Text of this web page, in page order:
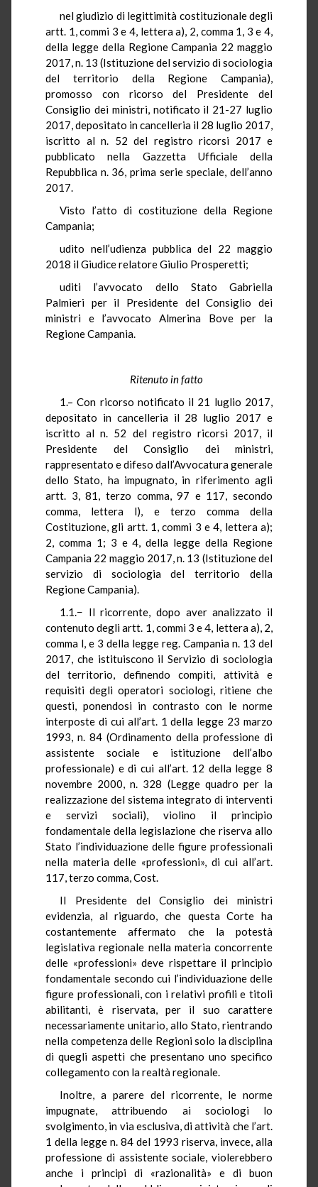
nel giudizio di legittimità costituzionale degli
artt. 1, commi 3 e 4, lettera a), 2, comma 1, 3 e 4,
della legge della Regione Campania 22 maggio
2017, n. 13 (Istituzione del servizio di sociologia
del territorio della Regione Campania),
promosso con ricorso del Presidente del
Consiglio dei ministri, notificato il 21-27 luglio
2017, depositato in cancelleria il 28 luglio 2017,
iscritto al n. 52 del registro ricorsi 2017 e
pubblicato nella Gazzetta Ufficiale della
Repubblica n. 36, prima serie speciale, dell’anno
2017.
Visto l’atto di costituzione della Regione
Campania;
udito nell’udienza pubblica del 22 maggio
2018 il Giudice relatore Giulio Prosperetti;
uditi l’avvocato dello Stato Gabriella
Palmieri per il Presidente del Consiglio dei
ministri e l’avvocato Almerina Bove per la
Regione Campania.
Ritenuto in fatto
1.– Con ricorso notificato il 21 luglio 2017,
depositato in cancelleria il 28 luglio 2017 e
iscritto al n. 52 del registro ricorsi 2017, il
Presidente del Consiglio dei ministri,
rappresentato e difeso dall’Avvocatura generale
dello Stato, ha impugnato, in riferimento agli
artt. 3, 81, terzo comma, 97 e 117, secondo
comma, lettera l), e terzo comma della
Costituzione, gli artt. 1, commi 3 e 4, lettera a);
2, comma 1; 3 e 4, della legge della Regione
Campania 22 maggio 2017, n. 13 (Istituzione del
servizio di sociologia del territorio della
Regione Campania).
1.1.− Il ricorrente, dopo aver analizzato il
contenuto degli artt. 1, commi 3 e 4, lettera a), 2,
comma l, e 3 della legge reg. Campania n. 13 del
2017, che istituiscono il Servizio di sociologia
del territorio, definendo compiti, attività e
requisiti degli operatori sociologi, ritiene che
questi, ponendosi in contrasto con le norme
interposte di cui all’art. 1 della legge 23 marzo
1993, n. 84 (Ordinamento della professione di
assistente sociale e istituzione dell’albo
professionale) e di cui all’art. 12 della legge 8
novembre 2000, n. 328 (Legge quadro per la
realizzazione del sistema integrato di interventi
e servizi sociali), violino il principio
fondamentale della legislazione che riserva allo
Stato l’individuazione delle figure professionali
nella materia delle «professioni», di cui all’art.
117, terzo comma, Cost.
Il Presidente del Consiglio dei ministri
evidenzia, al riguardo, che questa Corte ha
costantemente affermato che la potestà
legislativa regionale nella materia concorrente
delle «professioni» deve rispettare il principio
fondamentale secondo cui l’individuazione delle
figure professionali, con i relativi profili e titoli
abilitanti, è riservata, per il suo carattere
necessariamente unitario, allo Stato, rientrando
nella competenza delle Regioni solo la disciplina
di quegli aspetti che presentano uno specifico
collegamento con la realtà regionale.
Inoltre, a parere del ricorrente, le norme
impugnate, attribuendo ai sociologi lo
svolgimento, in via esclusiva, di attività che l’art.
1 della legge n. 84 del 1993 riserva, invece, alla
professione di assistente sociale, violerebbero
anche i principi di «razionalità» e di buon